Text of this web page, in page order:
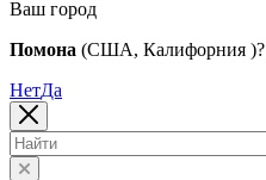
Ваш город
Помона (США, Калифорния )?
НетДа